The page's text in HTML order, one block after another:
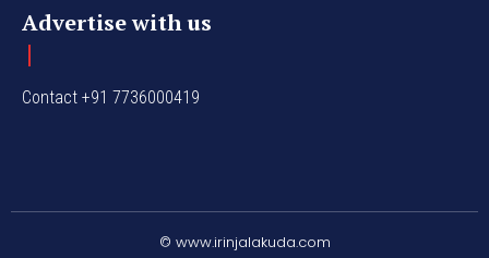
Advertise with us
Contact +91 7736000419
© www.irinjalakuda.com